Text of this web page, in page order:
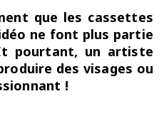
que les cassettes
ne font plus partie
pourtant, un artiste
des visages ou
!